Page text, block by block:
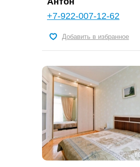
+7-922-007-12-62
Добавить в избранное